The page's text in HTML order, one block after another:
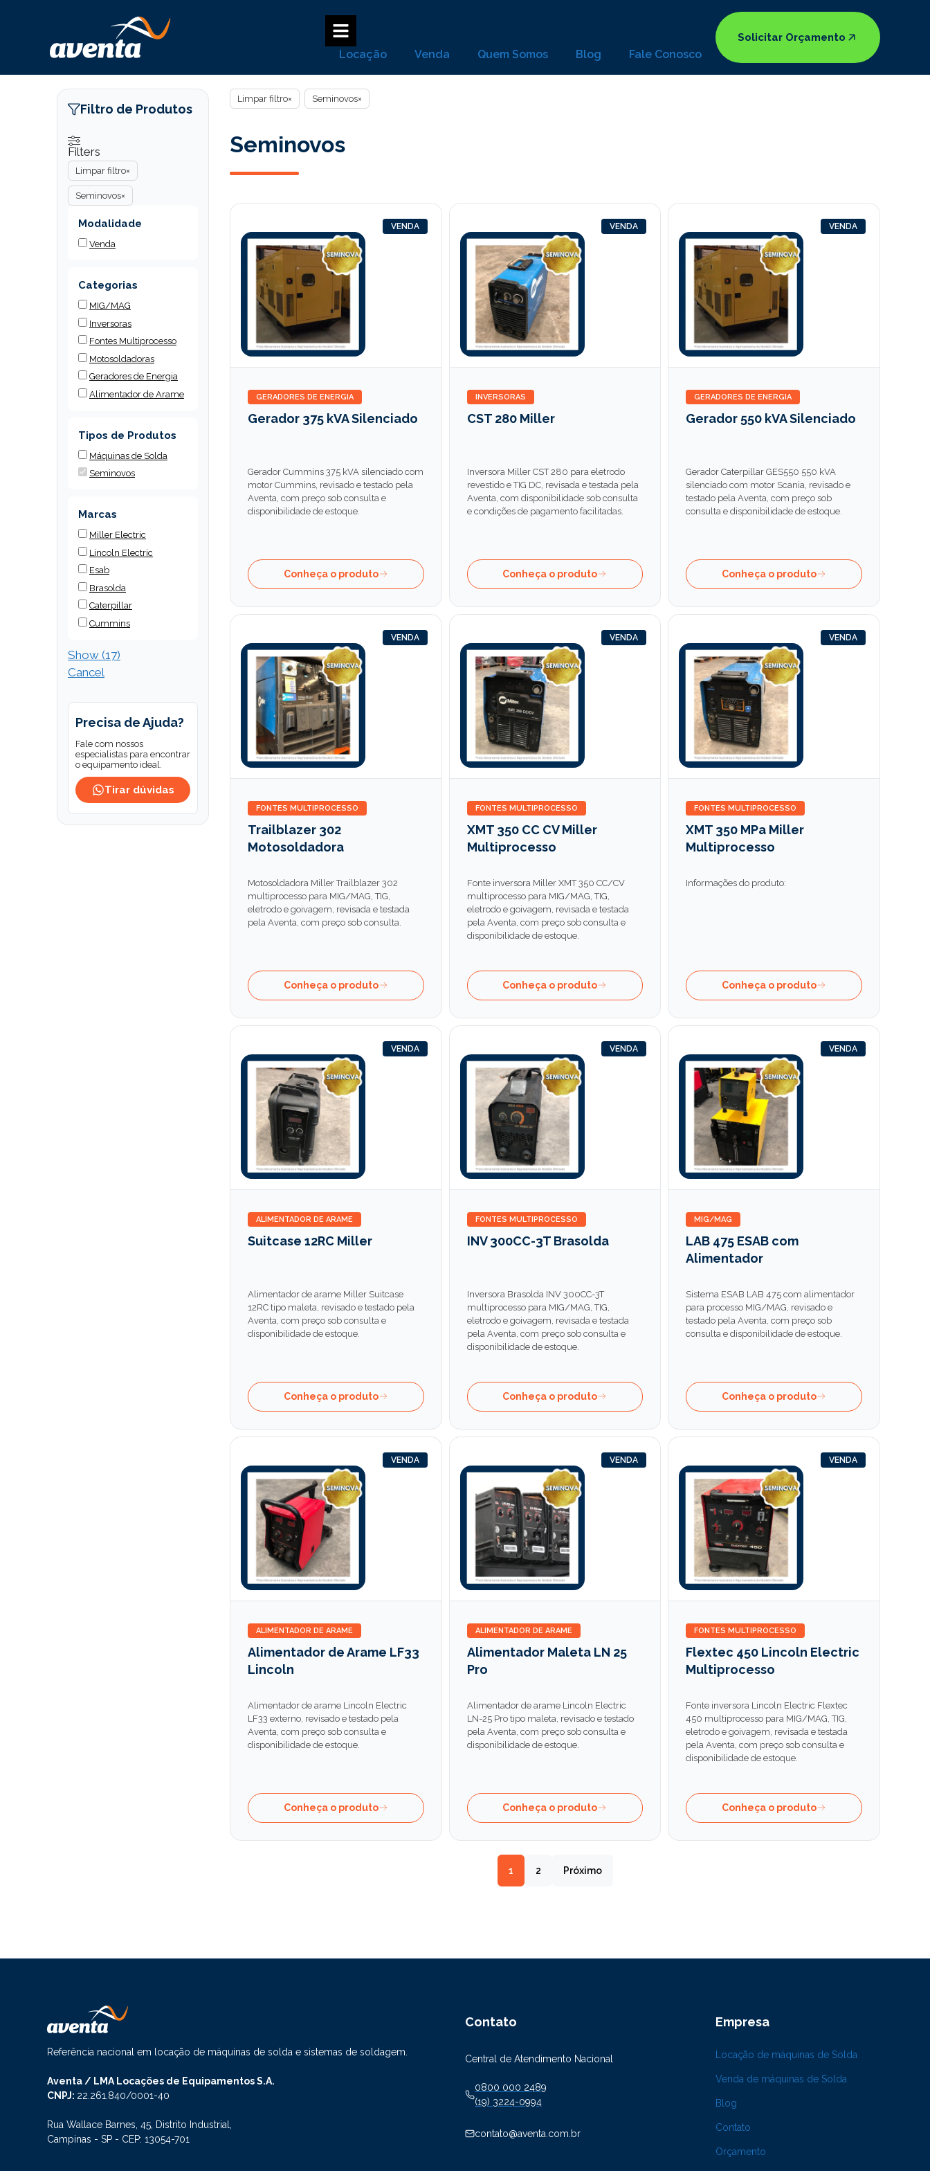
conteúdo
Locação Venda Quem Somos Blog Fale Conosco
Solicitar Orçamento
Limpar filtro× Seminovos×
Seminovos
VENDA
GERADORES DE ENERGIA
Gerador 375 kVA Silenciado
Gerador Cummins 375 kVA silenciado com
motor Cummins, revisado e testado pela
Aventa, com preço sob consulta e
disponibilidade de estoque.
Conheça o produto
VENDA
INVERSORAS
CST 280 Miller
Inversora Miller CST 280 para eletrodo
revestido e TIG DC, revisada e testada pela
Aventa, com disponibilidade sob consulta
e condições de pagamento facilitadas.
Conheça o produto
VENDA
GERADORES DE ENERGIA
Gerador 550 kVA Silenciado
Gerador Caterpillar GES550 550 kVA
silenciado com motor Scania, revisado e
testado pela Aventa, com preço sob
consulta e disponibilidade de estoque.
Conheça o produto
VENDA
FONTES MULTIPROCESSO
Trailblazer 302
Motosoldadora
Motosoldadora Miller Trailblazer 302
multiprocesso para MIG/MAG, TIG,
eletrodo e goivagem, revisada e testada
pela Aventa, com preço sob consulta.
Conheça o produto
VENDA
FONTES MULTIPROCESSO
XMT 350 CC CV Miller
Multiprocesso
Fonte inversora Miller XMT 350 CC/CV
multiprocesso para MIG/MAG, TIG,
eletrodo e goivagem, revisada e testada
pela Aventa, com preço sob consulta e
disponibilidade de estoque.
Conheça o produto
VENDA
FONTES MULTIPROCESSO
XMT 350 MPa Miller
Multiprocesso
Informações do produto:
Conheça o produto
VENDA
ALIMENTADOR DE ARAME
Suitcase 12RC Miller
Alimentador de arame Miller Suitcase
12RC tipo maleta, revisado e testado pela
Aventa, com preço sob consulta e
disponibilidade de estoque.
Conheça o produto
VENDA
FONTES MULTIPROCESSO
INV 300CC-3T Brasolda
Inversora Brasolda INV 300CC-3T
multiprocesso para MIG/MAG, TIG,
eletrodo e goivagem, revisada e testada
pela Aventa, com preço sob consulta e
disponibilidade de estoque.
Conheça o produto
VENDA
MIG/MAG
LAB 475 ESAB com
Alimentador
Sistema ESAB LAB 475 com alimentador
para processo MIG/MAG, revisado e
testado pela Aventa, com preço sob
consulta e disponibilidade de estoque.
Conheça o produto
VENDA
ALIMENTADOR DE ARAME
Alimentador de Arame LF33
Lincoln
Alimentador de arame Lincoln Electric
LF33 externo, revisado e testado pela
Aventa, com preço sob consulta e
disponibilidade de estoque.
Conheça o produto
VENDA
ALIMENTADOR DE ARAME
Alimentador Maleta LN 25
Pro
Alimentador de arame Lincoln Electric
LN-25 Pro tipo maleta, revisado e testado
pela Aventa, com preço sob consulta e
disponibilidade de estoque.
Conheça o produto
VENDA
FONTES MULTIPROCESSO
Flextec 450 Lincoln Electric
Multiprocesso
Fonte inversora Lincoln Electric Flextec
450 multiprocesso para MIG/MAG, TIG,
eletrodo e goivagem, revisada e testada
pela Aventa, com preço sob consulta e
disponibilidade de estoque.
Conheça o produto
1 2 Próximo
Filtro de Produtos
Filters
Limpar filtro×
Seminovos×
Modalidade
Venda
Categorias
MIG/MAG
Inversoras
Fontes Multiprocesso
Motosoldadoras
Geradores de Energia
Alimentador de Arame
Tipos de Produtos
Máquinas de Solda
Seminovos
Marcas
Miller Electric
Lincoln Electric
Esab
Brasolda
Caterpillar
Cummins
Show (17)
Cancel
Precisa de Ajuda?
Fale com nossos
especialistas para encontrar
o equipamento ideal.
Tirar dúvidas
Referência nacional em locação de máquinas de solda e sistemas de soldagem.
Aventa / LMA Locações de Equipamentos S.A.
CNPJ: 22.261.840/0001-40
Rua Wallace Barnes, 45, Distrito Industrial,
Campinas - SP - CEP: 13054-701
Contato
Central de Atendimento Nacional
0800 000 2489
(19) 3224-0994
contato@aventa.com.br
Empresa
Locação de máquinas de Solda
Venda de máquinas de Solda
Blog
Contato
Orçamento